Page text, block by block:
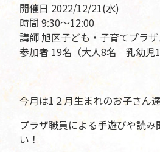
開催日 2022/12/21(水)
時間 9:30～12:00
講師 旭区子ども・子育てプラ
参加者 19名（大人8名 乳幼児
今月は1２月生まれのお子さん
プラザ職員による手遊びや読
い！